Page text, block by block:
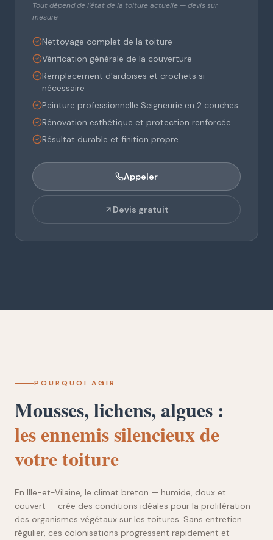
Tout dépend de l'état de la toiture actuelle — devis sur
mesure
Nettoyage complet de la toiture
Vérification générale de la couverture
Remplacement d'ardoises et crochets si
nécessaire
Peinture professionnelle Seigneurie en 2 couches
Rénovation esthétique et protection renforcée
Résultat durable et finition propre
Appeler
Devis gratuit
POURQUOI AGIR
Mousses, lichens, algues :
les ennemis silencieux de
votre toiture
En Ille-et-Vilaine, le climat breton — humide, doux et
couvert — crée des conditions idéales pour la prolifération
des organismes végétaux sur les toitures. Sans entretien
régulier, ces colonisations progressent rapidement et